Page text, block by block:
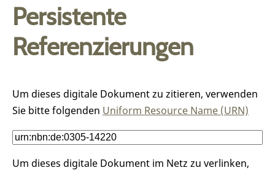
Persistente
Referenzierungen
Um dieses digitale Dokument zu zitieren, verwenden
Sie bitte folgenden Uniform Resource Name (URN)
Um dieses digitale Dokument im Netz zu verlinken,